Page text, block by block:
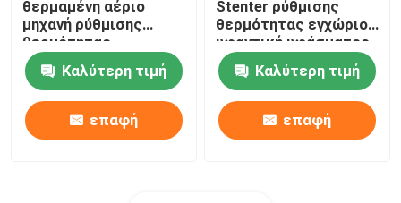
θερμαμένη αέριο
μηχανή ρύθμισης
θερμότητας
υφάσματος για τα
υφάσματα 2200mm
πετσετών
Καλύτερη τιμή
επαφή
Stenter ρύθμισης
θερμότητας εγχώριου
υφαντική υφάσματος
θερμαμένη πετρέλαιο
Καλύτερη τιμή
επαφή